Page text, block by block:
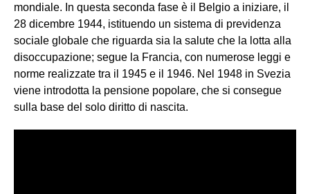
mondiale. In questa seconda fase è il Belgio a iniziare, il
28 dicembre 1944, istituendo un sistema di previdenza
sociale globale che riguarda sia la salute che la lotta alla
disoccupazione; segue la Francia, con numerose leggi e
norme realizzate tra il 1945 e il 1946. Nel 1948 in Svezia
viene introdotta la pensione popolare, che si consegue
sulla base del solo diritto di nascita.